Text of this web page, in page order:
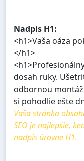
Nadpis H1:
<h1>Vaša oáza
</h1>
dosah ruky.
odbornou
si pohodlie ešte
Vaša stránka
SEO je najlepšie,
nadpis úrovne H1.